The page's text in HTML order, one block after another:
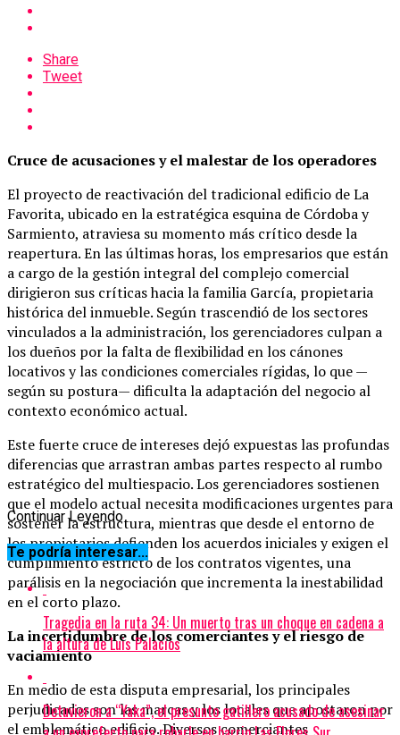
Share
Tweet
Cruce de acusaciones y el malestar de los operadores
El proyecto de reactivación del tradicional edificio de La
Favorita, ubicado en la estratégica esquina de Córdoba y
Sarmiento, atraviesa su momento más crítico desde la
reapertura. En las últimas horas, los empresarios que están
a cargo de la gestión integral del complejo comercial
dirigieron sus críticas hacia la familia García, propietaria
histórica del inmueble. Según trascendió de los sectores
vinculados a la administración, los gerenciadores culpan a
los dueños por la falta de flexibilidad en los cánones
locativos y las condiciones comerciales rígidas, lo que —
según su postura— dificulta la adaptación del negocio al
contexto económico actual.
Este fuerte cruce de intereses dejó expuestas las profundas
diferencias que arrastran ambas partes respecto al rumbo
estratégico del multiespacio. Los gerenciadores sostienen
que el modelo actual necesita modificaciones urgentes para
sostener la estructura, mientras que desde el entorno de
los propietarios defienden los acuerdos iniciales y exigen el
cumplimiento estricto de los contratos vigentes, una
parálisis en la negociación que incrementa la inestabilidad
en el corto plazo.
La incertidumbre de los comerciantes y el riesgo de
vaciamiento
En medio de esta disputa empresarial, los principales
perjudicados son las marcas y los locales que apostaron por
el emblemático edificio. Diversos comerciantes
Continuar Leyendo
Te podría interesar...
Tragedia en la ruta 34: Un muerto tras un choque en cadena a
la altura de Luis Palacios
Detuvieron a “Yaka”, el presunto gatillero acusado de asesinar